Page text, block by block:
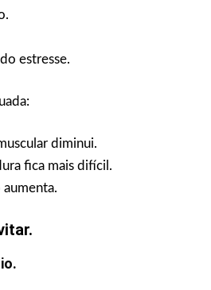
estresse.
diminui.
fica mais difícil.